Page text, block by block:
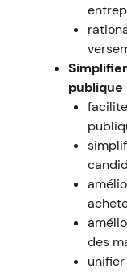
publique
des